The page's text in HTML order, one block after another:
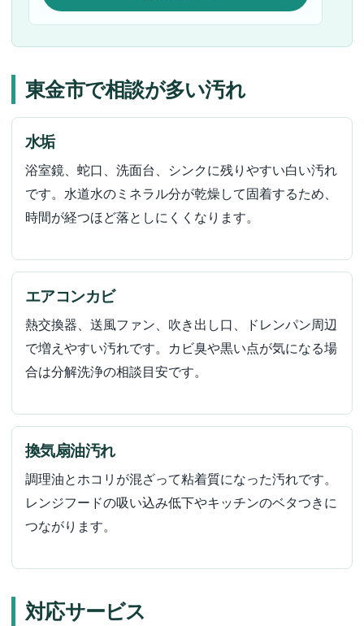
東金市で相談が多い汚れ
水垢
浴室鏡、蛇口、洗面台、シンクに残りやすい白い汚れ
です。水道水のミネラル分が乾燥して固着するため、
時間が経つほど落としにくくなります。
エアコンカビ
熱交換器、送風ファン、吹き出し口、ドレンパン周辺
で増えやすい汚れです。カビ臭や黒い点が気になる場
合は分解洗浄の相談目安です。
換気扇油汚れ
調理油とホコリが混ざって粘着質になった汚れです。
レンジフードの吸い込み低下やキッチンのベタつきに
つながります。
対応サービス